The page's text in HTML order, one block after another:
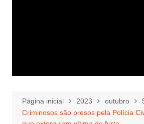
Página inicial 2023 outubro
Criminosos são presos pela Polícia